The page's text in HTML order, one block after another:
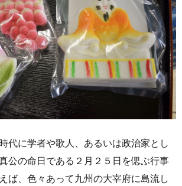
代に学者や歌人、あるいは政治家とし
公の命日である２月２５日を偲ぶ行事
ば、色々あって九州の大宰府に島流し